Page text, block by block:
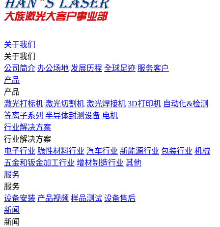
关于我们
关于我们
公司简介 办公场地 发展历程 全球足迹 服务客户
产品
产品
激光打标机 激光切割机 激光焊接机 3D打印机 自动化&检测
等离子系列 半导体封测设备 电机
行业解决方案
行业解决方案
电子行业 脆性材料行业 汽车行业 新能源行业 包装行业 机械
五金和钣金加工行业 增材制造行业 其他
服务
服务
设备安装 产品视频 样品测试 设备售后
新闻
新闻